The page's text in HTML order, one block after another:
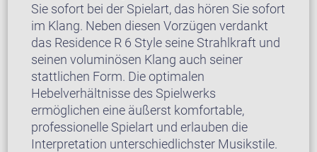
Sie sofort bei der Spielart, das hören Sie sofort
im Klang. Neben diesen Vorzügen verdankt
das Residence R 6 Style seine Strahlkraft und
seinen voluminösen Klang auch seiner
stattlichen Form. Die optimalen
Hebelverhältnisse des Spielwerks
ermöglichen eine äußerst komfortable,
professionelle Spielart und erlauben die
Interpretation unterschiedlichster Musikstile.